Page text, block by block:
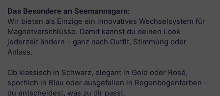
Das Besondere an Seemannsgarn:
Wir bieten als Einzige ein innovatives Wechselsystem für
Magnetverschlüsse. Damit kannst du deinen Look
jederzeit ändern – ganz nach Outfit, Stimmung oder
Anlass.
Ob klassisch in Schwarz, elegant in Gold oder Rosé,
sportlich in Blau oder ausgefallen in Regenbogenfarben –
du entscheidest, was zu dir passt.